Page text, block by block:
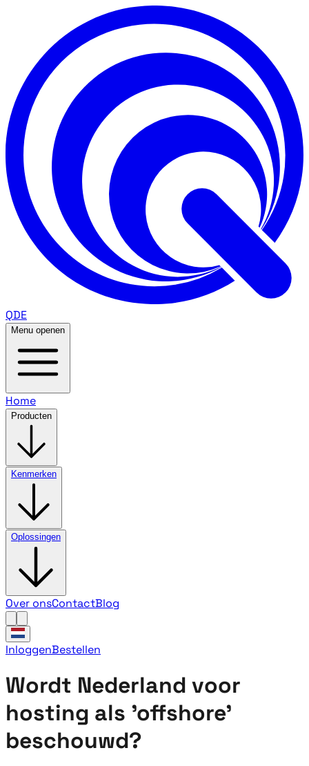
QDE
Menu openen
Home
Producten
Kenmerken
Oplossingen
Over onsContactBlog
InloggenBestellen
Wordt Nederland voor
hosting als 'offshore'
beschouwd?